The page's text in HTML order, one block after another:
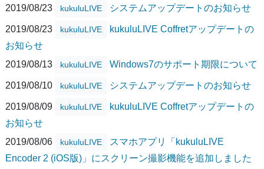
2019/08/23
kukuluLIVE システムアップデートのお知らせ
2019/08/23 kukuluLIVE
kukuluLIVE Coffretアップデートの
お知らせ
2019/08/13
kukuluLIVE Windows7のサポート期限について
2019/08/10 kukuluLIVE システムアップデートのお知らせ
2019/08/09 kukuluLIVE
kukuluLIVE Coffretアップデートの
お知らせ
2019/08/06
kukuluLIVE
スマホアプリ「kukuluLIVE
Encoder 2 (iOS版)」にスクリーン撮影機能を追加しました